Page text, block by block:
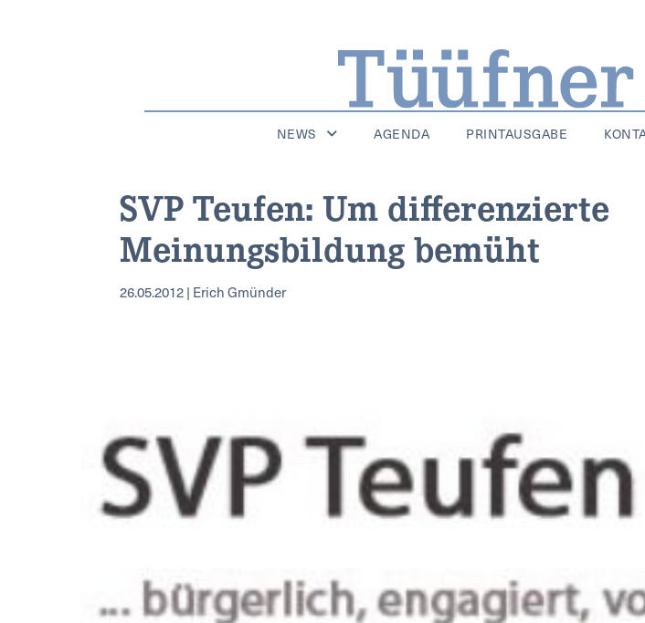
NEWS AGENDA PRINTAUSGABE
SVP Teufen: Um differenzierte
Meinungsbildung bemüht
26.05.2012 | Erich Gmünder